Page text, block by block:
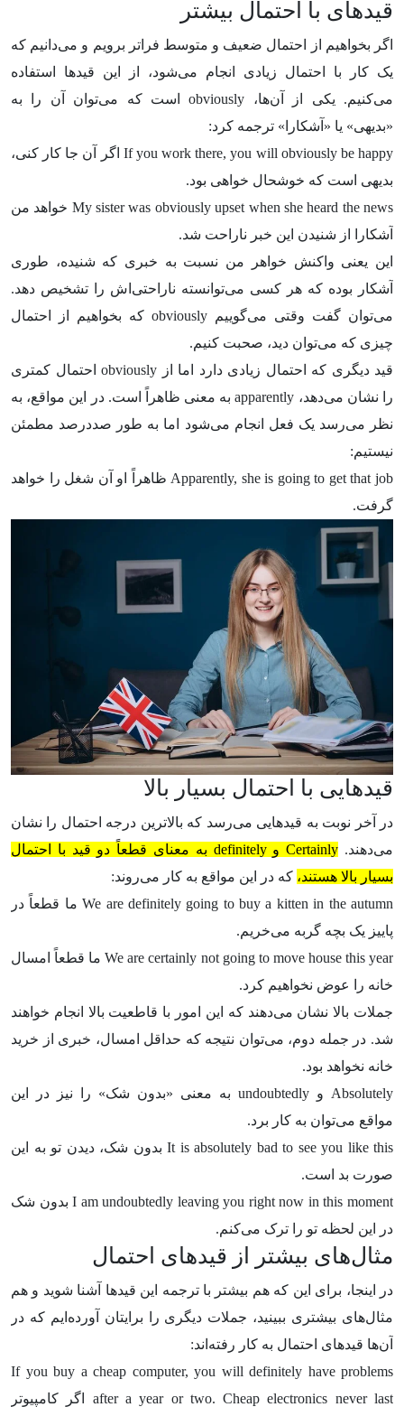
قیدهای با احتمال بیشتر
اگر بخواهیم از احتمال ضعیف و متوسط فراتر برویم و می‌دانیم که
یک کار با احتمال زیادی انجام می‌شود، از این قیدها استفاده
می‌کنیم. یکی از آن‌ها، obviously است که می‌توان آن را به
«بدیهی» یا «آشکارا» ترجمه کرد:
If you work there, you will obviously be happy اگر آن جا کار کنی،
بدیهی است که خوشحال خواهی بود.
My sister was obviously upset when she heard the news خواهد من
آشکارا از شنیدن این خبر ناراحت شد.
این یعنی واکنش خواهر من نسبت به خبری که شنیده، طوری
آشکار بوده که هر کسی می‌توانسته ناراحتی‌اش را تشخیص دهد.
می‌توان گفت وقتی می‌گوییم obviously که بخواهیم از احتمال
چیزی که می‌توان دید، صحبت کنیم.
قید دیگری که احتمال زیادی دارد اما از obviously احتمال کمتری
را نشان می‌دهد، apparently به معنی ظاهراً است. در این مواقع، به
نظر می‌رسد یک فعل انجام می‌شود اما به طور صددرصد مطمئن
نیستیم:
Apparently, she is going to get that job ظاهراً او آن شغل را خواهد
گرفت.
قیدهایی با احتمال بسیار بالا
در آخر نوبت به قیدهایی می‌رسد که بالاترین درجه احتمال را نشان
می‌دهند.
Certainly و definitely به معنای قطعاً دو قید با احتمال
بسیار بالا هستند، که در این مواقع به کار می‌روند:
We are definitely going to buy a kitten in the autumn ما قطعاً در
پاییز یک بچه گربه می‌خریم.
We are certainly not going to move house this year ما قطعاً امسال
خانه را عوض نخواهیم کرد.
جملات بالا نشان می‌دهند که این امور با قاطعیت بالا انجام خواهند
شد. در جمله دوم، می‌توان نتیجه که حداقل امسال، خبری از خرید
خانه نخواهد بود.
Absolutely و undoubtedly به معنی «بدون شک» را نیز در این
مواقع می‌توان به کار برد.
It is absolutely bad to see you like this بدون شک، دیدن تو به این
صورت بد است.
I am undoubtedly leaving you right now in this moment بدون شک
در این لحظه تو را ترک می‌کنم.
مثال‌های بیشتر از قیدهای احتمال
در اینجا، برای این که هم بیشتر با ترجمه این قیدها آشنا شوید و هم
مثال‌های بیشتری ببینید، جملات دیگری را برایتان آورده‌ایم که در
آن‌ها قیدهای احتمال به کار رفته‌اند:
If you buy a cheap computer, you will definitely have problems
after a year or two. Cheap electronics never last اگر کامپیوتر